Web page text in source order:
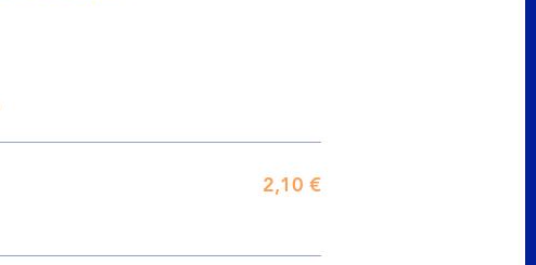
2,10 €